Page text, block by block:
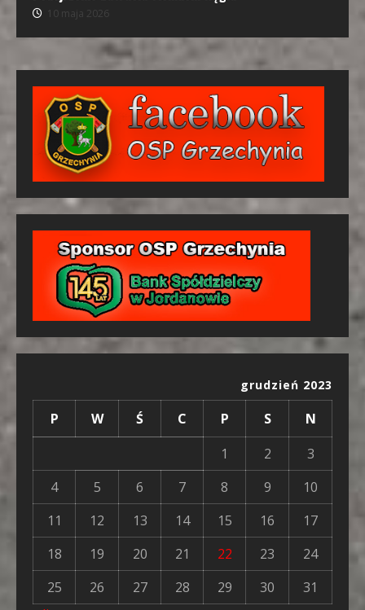
10 maja 2026
grudzień 2023
P W Ś C P S
N
1
2
3
4
5 6 7 8 9
10
11
12 13 14 15 16
17
18
19 20 21 22 23
24
25
26 27 28 29 30
31